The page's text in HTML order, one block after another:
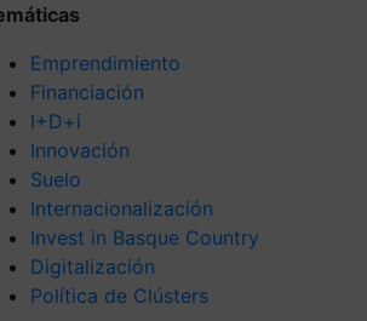
Emprendimiento
Financiación
I+D+i
Innovación
Suelo
Internacionalización
Invest in Basque Country
Digitalización
Política de Clústers